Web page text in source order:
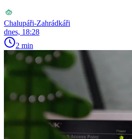
Chalupáři-Zahrádkáři
dnes, 18:28
2 min